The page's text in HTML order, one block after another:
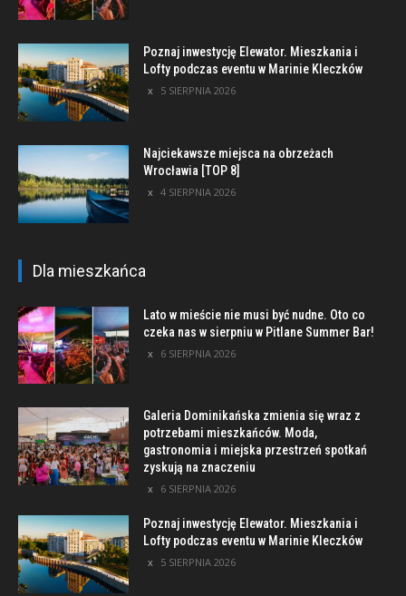
Poznaj inwestycję Elewator. Mieszkania i
Lofty podczas eventu w Marinie Kleczków
5 SIERPNIA 2026
Najciekawsze miejsca na obrzeżach
Wrocławia [TOP 8]
4 SIERPNIA 2026
Dla mieszkańca
Lato w mieście nie musi być nudne. Oto co
czeka nas w sierpniu w Pitlane Summer Bar!
6 SIERPNIA 2026
Galeria Dominikańska zmienia się wraz z
potrzebami mieszkańców. Moda,
gastronomia i miejska przestrzeń spotkań
zyskują na znaczeniu
6 SIERPNIA 2026
Poznaj inwestycję Elewator. Mieszkania i
Lofty podczas eventu w Marinie Kleczków
5 SIERPNIA 2026